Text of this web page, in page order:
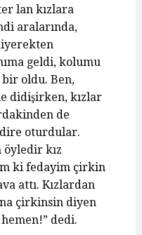
lan kızlara
aralarında,
geldi, kolumu
oldu. Ben,
didişirken, kızlar
de
oturdular.
öyledir kız
ki fedayim çirkin
attı. Kızlardan
çirkinsin diyen
dedi.